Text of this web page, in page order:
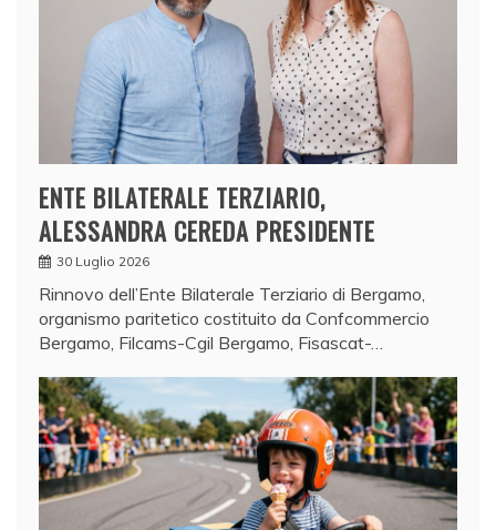
ENTE BILATERALE TERZIARIO,
ALESSANDRA CEREDA PRESIDENTE
30 Luglio 2026
Rinnovo dell’Ente Bilaterale Terziario di Bergamo,
organismo paritetico costituito da Confcommercio
Bergamo, Filcams-Cgil Bergamo, Fisascat-…